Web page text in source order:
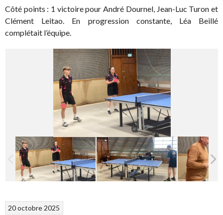
Côté points : 1 victoire pour André Dournel, Jean-Luc Turon et
Clément Leitao. En progression constante, Léa Beillé
complétait l’équipe.
20 octobre 2025